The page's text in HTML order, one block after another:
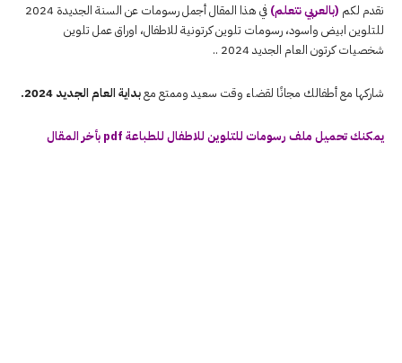
نقدم لكم (بالعربي نتعلم)
في هذا المقال أجمل رسومات عن السنة الجديدة 2024
للتلوين ابيض واسود، رسومات تلوين كرتونية للاطفال، اوراق عمل تلوين
شخصيات كرتون العام الجديد 2024 ..
شاركها مع أطفالك مجانًا لقضاء وقت سعيد وممتع معبداية العام الجديد 2024.
يمكنك تحميل ملف رسومات للتلوين للاطفال للطباعة pdf بأخر المقال